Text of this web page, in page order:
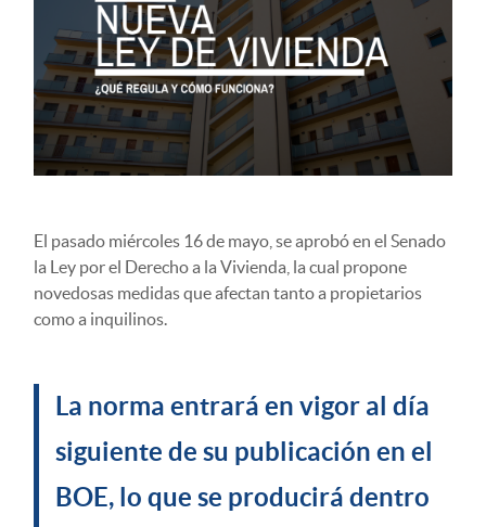
El pasado miércoles 16 de mayo, se aprobó en el Senado
la Ley por el Derecho a la Vivienda, la cual propone
novedosas medidas que afectan tanto a propietarios
como a inquilinos.
La norma entrará en vigor al día
siguiente de su publicación en el
BOE, lo que se producirá dentro